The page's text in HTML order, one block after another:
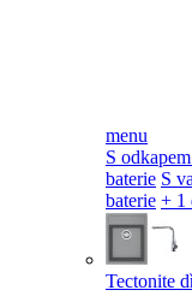
menu
S
baterie S
baterie + 1
Tectonite